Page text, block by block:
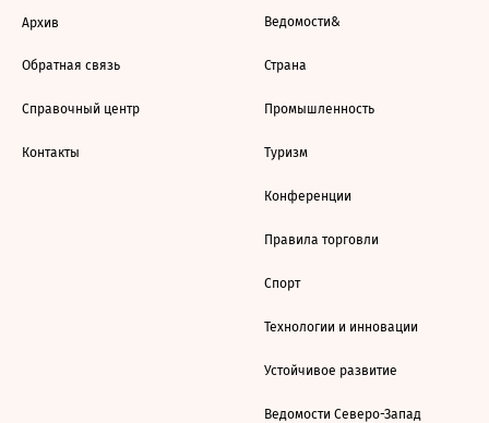
Архив
Обратная связь
Справочный центр
Контакты
Ведомости&
Страна
Промышленность
Туризм
Конференции
Правила торговли
Спорт
Технологии и инновации
Устойчивое развитие
Ведомости Северо-Запад